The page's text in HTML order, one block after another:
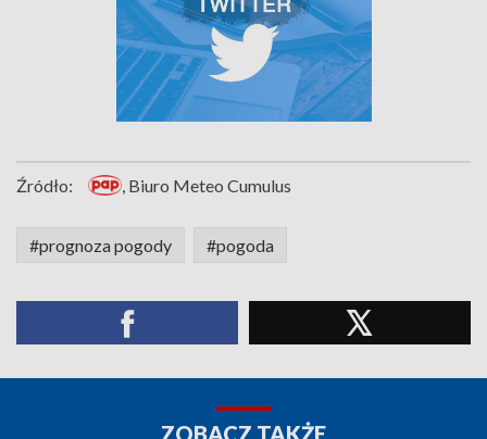
Źródło: , Biuro Meteo Cumulus
#prognoza pogody #pogoda